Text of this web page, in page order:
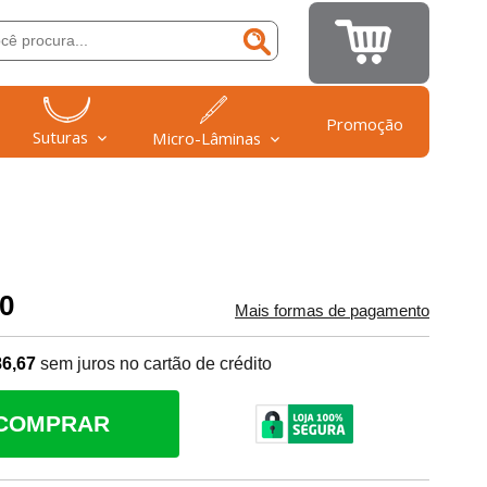
Suturas Micro-Lâminas
Promoção
Mais formas de pagamento
sem juros no cartão de crédito